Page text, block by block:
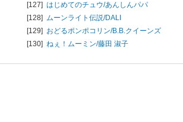
[127] はじめてのチュウ/あんしんパパ
[128] ムーンライト伝説/DALI
[129] おどるポンポコリン/B.B.クイーンズ
[130] ねぇ！ムーミン/藤田 淑子